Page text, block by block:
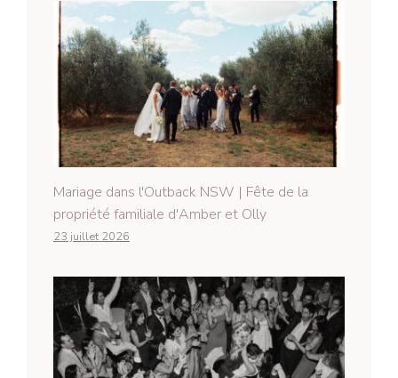
Mariage dans l'Outback NSW | Fête de la
propriété familiale d'Amber et Olly
23 juillet 2026